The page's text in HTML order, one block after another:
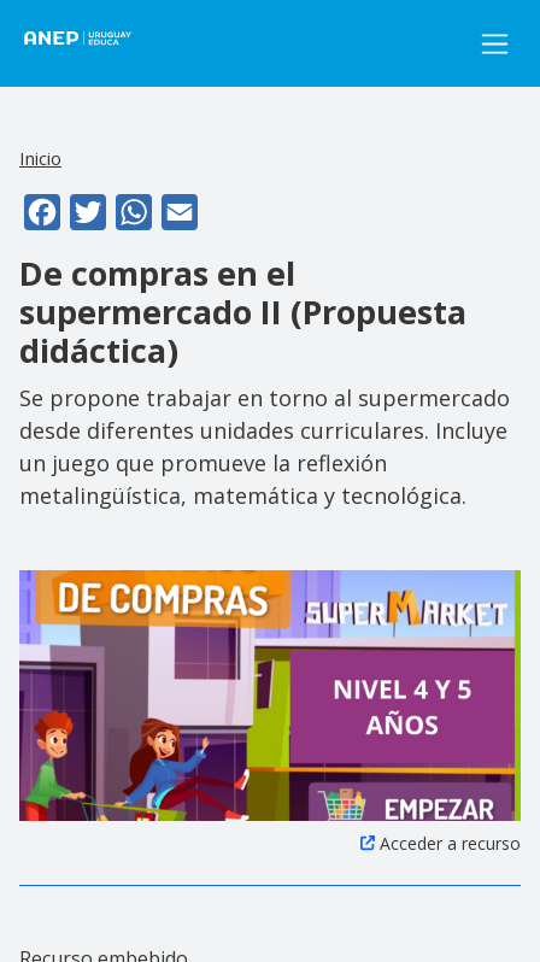
Inicio
FacebookTwitterWhatsApp
De compras en el
supermercado II (Propuesta
didáctica)
Se propone trabajar en torno al supermercado
desde diferentes unidades curriculares. Incluye
un juego que promueve la reflexión
metalingüística, matemática y tecnológica.
Acceder a recurso